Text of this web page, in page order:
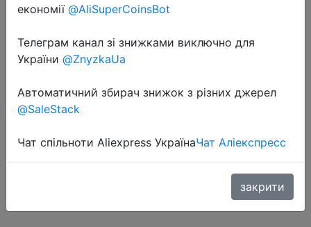
Оригинальный смартфон Samsung
Galaxy A53 5G, Android Exynos
1280, Восьмиядерный, 120 Гц,
Super AMOLED, 5000 мАч, 25 Вт,
економії @AliSuperCoinsBot
Телеграм канал зі знижками виключно для
України @ZnyzkaUa
Автоматичний збирач знижок з різних джерел
@SaleStack
Чат спільноти Aliexpress УкраїнаЧат Аліекспресс
закрити